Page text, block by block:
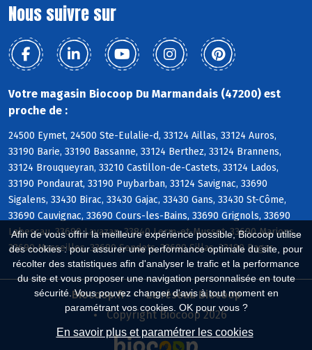
Afin de vous offrir la meilleure expérience possible, Biocoop utilise
des cookies : pour assurer une performance optimale du site, pour
récolter des statistiques afin d'analyser le trafic et la performance
du site et vous proposer une navigation personnalisée en toute
sécurité. Vous pouvez changer d'avis à tout moment en
paramétrant vos cookies. OK pour vous ?
En savoir plus et paramétrer les cookies
Nous suivre sur
Votre magasin Biocoop Du Marmandais (47200) est
proche de :
24500 Eymet, 24500 Ste-Eulalie-d, 33124 Aillas, 33124 Auros,
33190 Barie, 33190 Bassanne, 33124 Berthez, 33124 Brannens,
33124 Brouqueyran, 33210 Castillon-de-Castets, 33124 Lados,
33190 Pondaurat, 33190 Puybarban, 33124 Savignac, 33690
Sigalens, 33430 Birac, 33430 Gajac, 33430 Gans, 33430 St-Côme,
33690 Cauvignac, 33690 Cours-les-Bains, 33690 Grignols, 33690
Labescau, 33690 Lavazan, 33840 Lerm-et-Musset, 33690 Marions,
33690 Masseilles, 33690 Sendets, 33690 Sillas, 33190 Bagas
Biocoop.fr
Le réseau Biocoop
Copyright Biocoop 2026